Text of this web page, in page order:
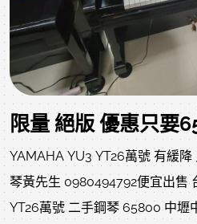
溫暖且紮實渾厚的音色和始終如
目光，
第一次彈奏就讓您沉醉在中古鋼
該型號完整體現 Yamaha 二手
的中古鋼琴標準，承繼基本規格
家高度讚揚。透過高超的設計、
應用獨特的先進技術，打造出可
體現 U 系列的非凡音質和耐用性
體現的成果是非常流暢和靈敏的
YAMAHA YU3 YT26萬號 有緩
琴黃先生 0980494792便宜出售
YT26萬號 二手鋼琴 65800 中壢